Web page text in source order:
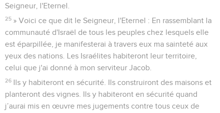
Seigneur, l'Eternel.
25 » Voici ce que dit le Seigneur, l'Eternel : En rassemblant la
communauté d'Israël de tous les peuples chez lesquels elle
est éparpillée, je manifesterai à travers eux ma sainteté aux
yeux des nations. Les Israélites habiteront leur territoire,
celui que j'ai donné à mon serviteur Jacob.
26 Ils y habiteront en sécurité. Ils construiront des maisons et
planteront des vignes. Ils y habiteront en sécurité quand
j’aurai mis en œuvre mes jugements contre tous ceux de